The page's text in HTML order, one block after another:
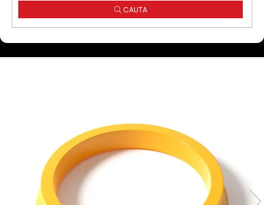
CAUTA